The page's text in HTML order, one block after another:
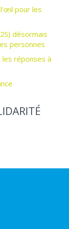
pour les
désormais
personnes
les réponses à